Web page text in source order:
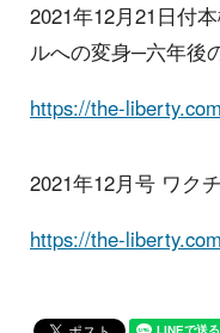
2021年12月21日付
ルへの変身─六年後
https://the-
2021年12月号 ワク
https://the-